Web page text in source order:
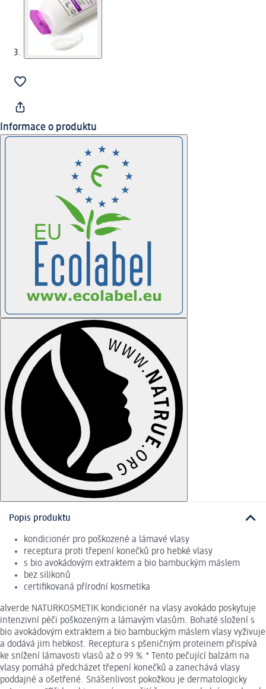
Informace o produktu
Popis produktu
kondicionér pro poškozené a lámavé vlasy
receptura proti třepení konečků pro hebké vlasy
s bio avokádovým extraktem a bio bambuckým máslem
bez silikonů
certifikovaná přírodní kosmetika
alverde NATURKOSMETIK kondicionér na vlasy avokádo poskytuje
intenzivní péči poškozeným a lámavým vlasům. Bohaté složení s
bio avokádovým extraktem a bio bambuckým máslem vlasy vyživuje
a dodává jim hebkost. Receptura s pšeničným proteinem přispívá
ke snížení lámavosti vlasů až o 99 %.* Tento pečující balzám na
vlasy pomáhá předcházet třepení konečků a zanechává vlasy
poddajné a ošetřené. Snášenlivost pokožkou je dermatologicky